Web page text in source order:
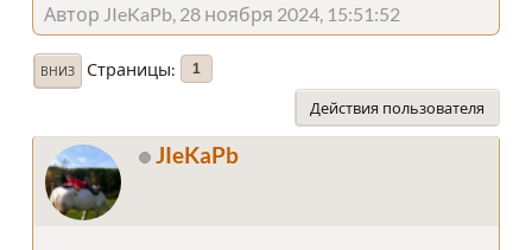
Автор JIeKaPb, 28 ноября 2024, 15:51:52
ВНИЗ Страницы 1
Действия пользователя
JIeKaPb